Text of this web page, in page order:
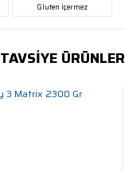
Gluten İçermez
TAVSİYE ÜRÜNLER